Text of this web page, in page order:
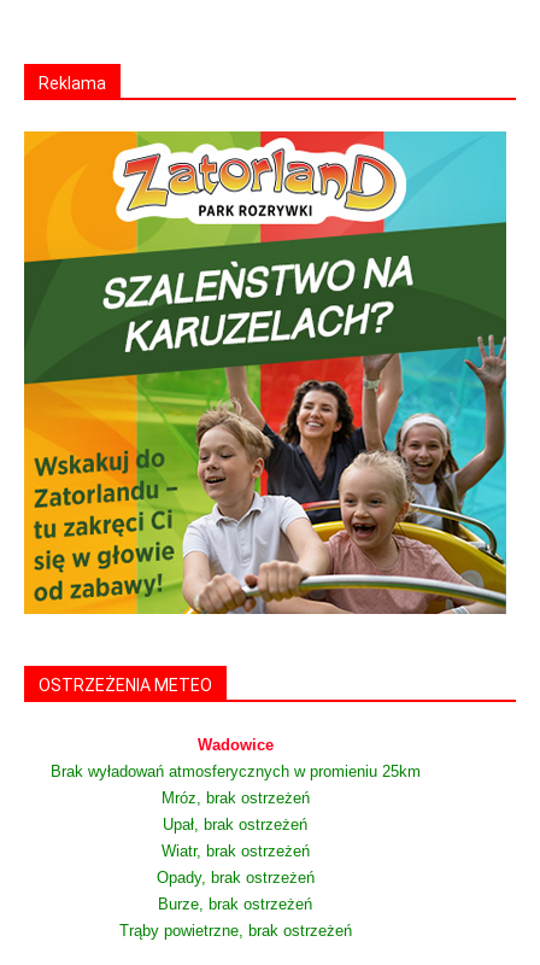
Reklama
OSTRZEŻENIA METEO
Wadowice
Brak wyładowań atmosferycznych w promieniu 25km
Mróz, brak ostrzeżeń
Upał, brak ostrzeżeń
Wiatr, brak ostrzeżeń
Opady, brak ostrzeżeń
Burze, brak ostrzeżeń
Trąby powietrzne, brak ostrzeżeń